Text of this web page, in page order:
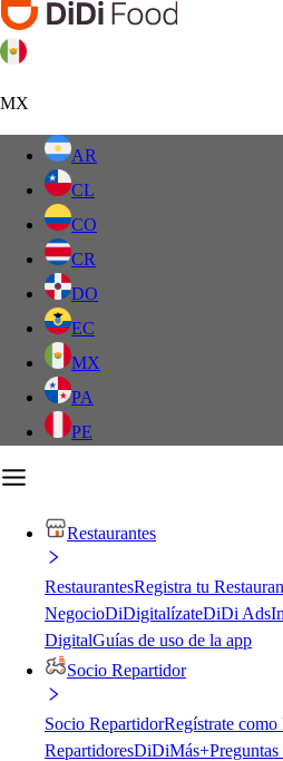
MX
AR
CL
CO
CR
DO
EC
MX
PA
PE
Restaurantes
RestaurantesRegistra tu
NegocioDiDigitalízateDiDi Ads
DigitalGuías de uso de la app
Socio Repartidor
Socio RepartidorRegístrate
RepartidoresDiDiMás+